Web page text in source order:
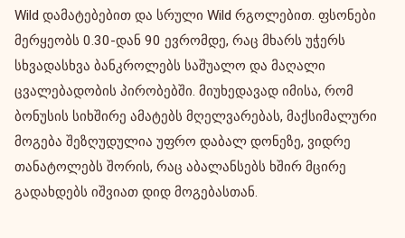
Wild დამატებებით და სრული Wild რგოლებით. ფსონები
მერყეობს 0.30-დან 90 ევრომდე, რაც მხარს უჭერს
სხვადასხვა ბანკროლებს საშუალო და მაღალი
ცვალებადობის პირობებში. მიუხედავად იმისა, რომ
ბონუსის სიხშირე ამატებს მღელვარებას, მაქსიმალური
მოგება შეზღუდულია უფრო დაბალ დონეზე, ვიდრე
თანატოლებს შორის, რაც აბალანსებს ხშირ მცირე
გადახდებს იშვიათ დიდ მოგებასთან.